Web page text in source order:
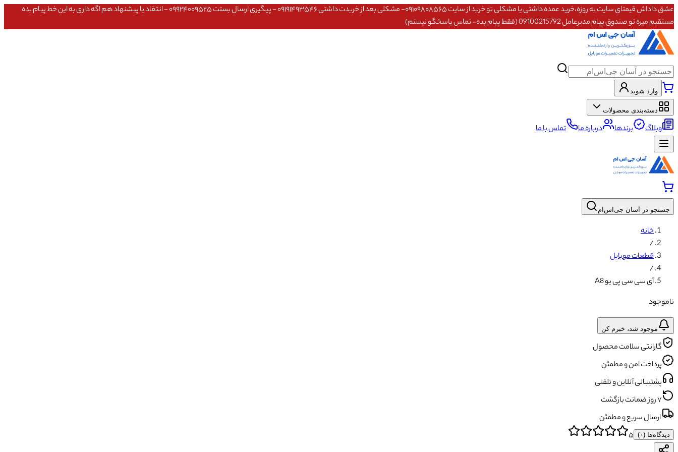
عشق داداش قیمتای سایت به روزه،خرید عمده داشتی یا مشکلی تو خرید از سایت ۰۹۱۰۹۸۰۸۵۶۵- مشکلی بعد از خریدت داشتی ۰۹۱۹۱۴۹۳۵۴۶ - پیگیری ارسال بستت ۰۹۹۲۴۰۰۹۵۲۵ - انتقاد یا پیشنهاد هم اگه داری به این خط پیام بده
مستقیم میره تو صندوق پیام مدیرعامل 09100215792 (فقط پیام بده- تماس پاسخگو نیستم)
وارد شوید
دسته‌بندی محصولات
وبلاگ برندها درباره ما تماس با ما
جستجو در آسان جی‌اس‌ام
خانه
/
قطعات موبایل
/
آی سی سی پی یو A8
ناموجود
موجود شد، خبرم کن
گارانتی سلامت محصول
پرداخت امن و مطمئن
پشتیبانی آنلاین و تلفنی
۷ روز ضمانت بازگشت
ارسال سریع و مطمئن
دیدگاه‌ها (۰) ۵